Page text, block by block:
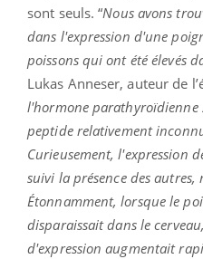
sont seuls. “Nous avons
dans l'expression d'une
poissons qui ont été élevés
Lukas Anneser, auteur de
l'hormone
peptide relativement
Curieusement, l'expression
suivi la présence des autres,
Étonnamment, lorsque le
disparaissait dans le
d'expression augmentait